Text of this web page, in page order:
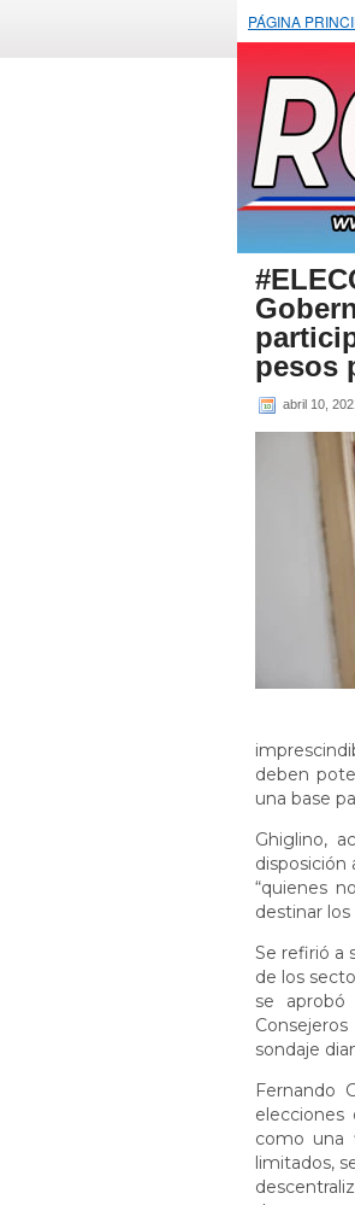
PÁGINA
pesos
abril 10,
deben
una base
Ghiglino,
“quienes
destinar
Se refirió a
de los
se
sondaje
Fernando
como una
limitados,